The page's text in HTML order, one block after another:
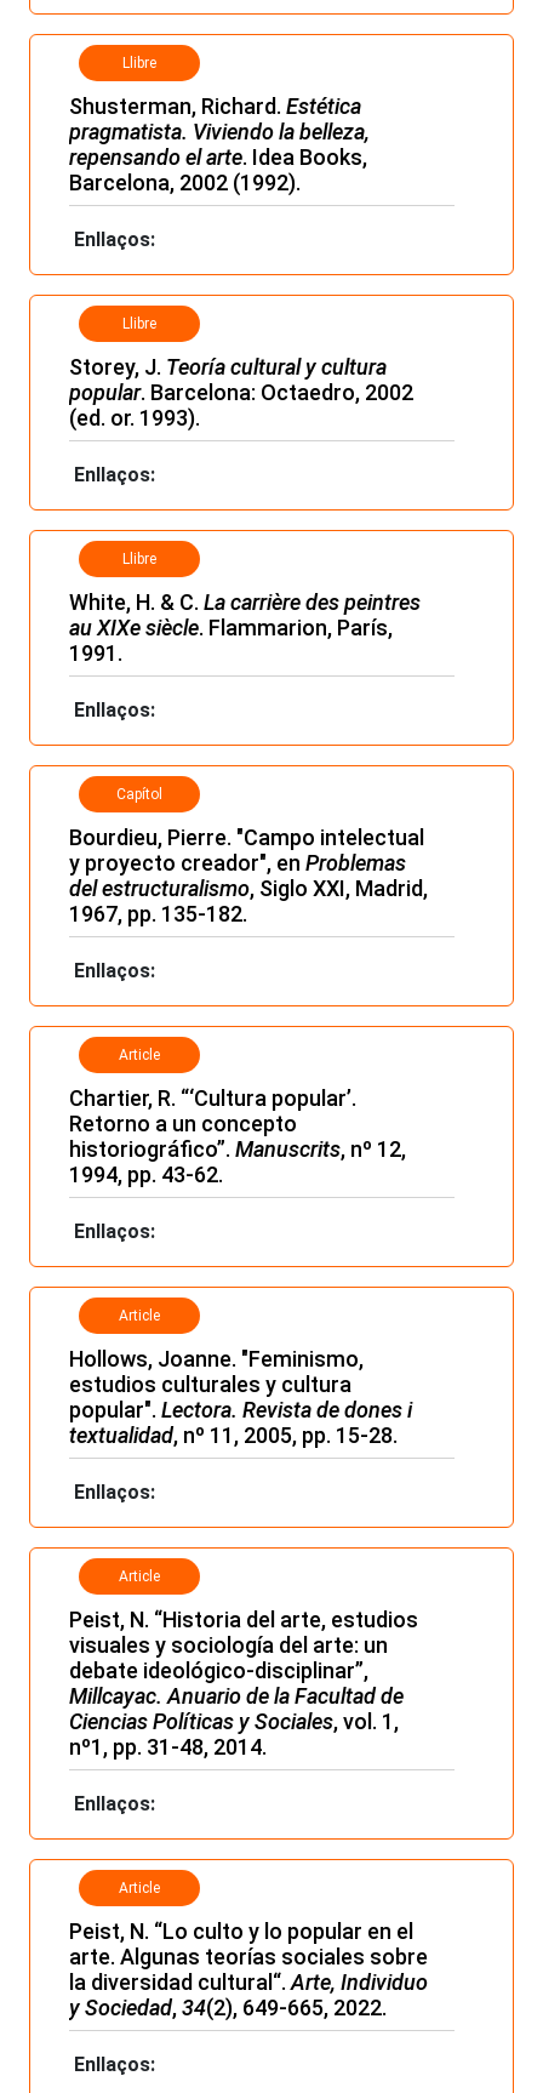
Llibre
Shusterman, Richard. Estética
pragmatista. Viviendo la belleza,
repensando el arte. Idea Books,
Barcelona, 2002 (1992).
Enllaços:
Llibre
Storey, J. Teoría cultural y cultura
popular. Barcelona: Octaedro, 2002
(ed. or. 1993).
Enllaços:
Llibre
White, H. & C. La carrière des peintres
au XIXe siècle. Flammarion, París,
1991.
Enllaços:
Capítol
Bourdieu, Pierre. "Campo intelectual
y proyecto creador", en Problemas
del estructuralismo, Siglo XXI, Madrid,
1967, pp. 135-182.
Enllaços:
Article
Chartier, R. “‘Cultura popular’.
Retorno a un concepto
historiográfico”. Manuscrits, nº 12,
1994, pp. 43-62.
Enllaços:
Article
Hollows, Joanne. "Feminismo,
estudios culturales y cultura
popular". Lectora. Revista de dones i
textualidad, nº 11, 2005, pp. 15-28.
Enllaços:
Article
Peist, N. “Historia del arte, estudios
visuales y sociología del arte: un
debate ideológico-disciplinar”,
Millcayac. Anuario de la Facultad de
Ciencias Políticas y Sociales, vol. 1,
nº1, pp. 31-48, 2014.
Enllaços:
Article
Peist, N. “Lo culto y lo popular en el
arte. Algunas teorías sociales sobre
la diversidad cultural“. Arte, Individuo
y Sociedad,34(2), 649-665, 2022.
Enllaços: